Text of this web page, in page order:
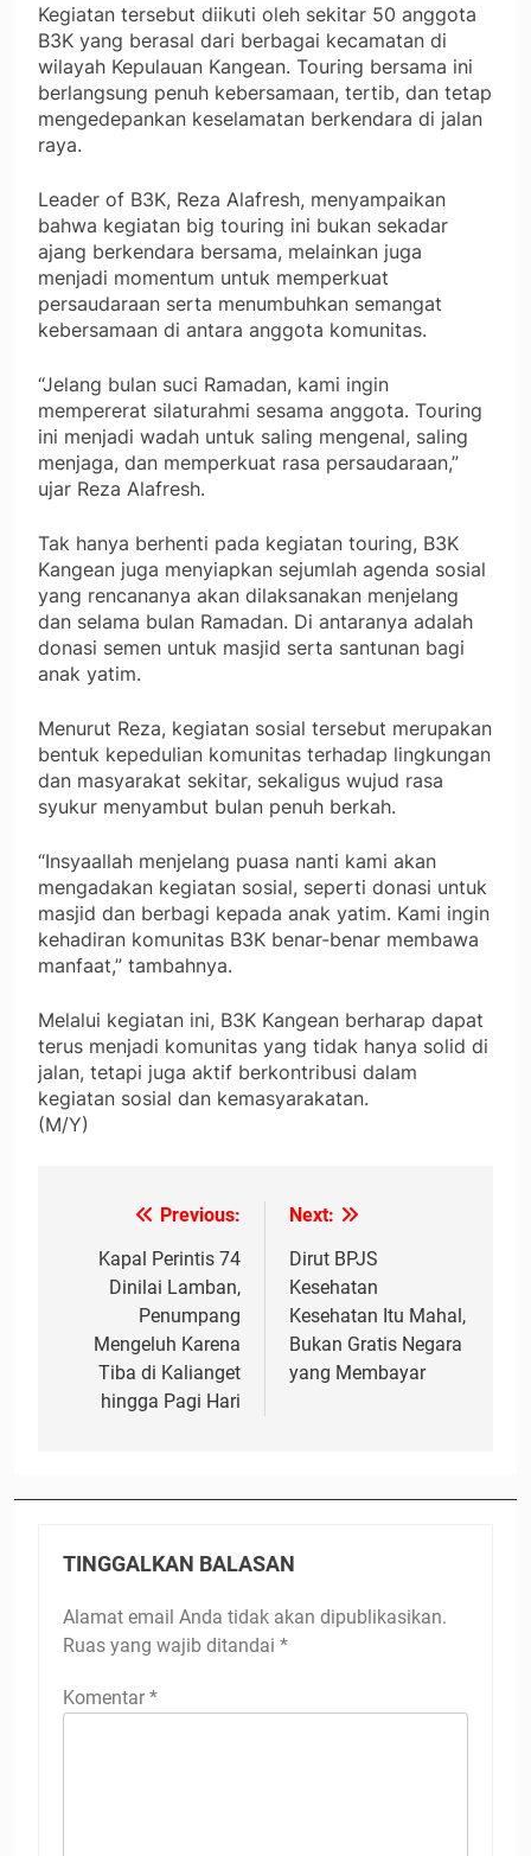
Kegiatan tersebut diikuti oleh sekitar 50 anggota
B3K yang berasal dari berbagai kecamatan di
wilayah Kepulauan Kangean. Touring bersama ini
berlangsung penuh kebersamaan, tertib, dan tetap
mengedepankan keselamatan berkendara di jalan
raya.
Leader of B3K, Reza Alafresh, menyampaikan
bahwa kegiatan big touring ini bukan sekadar
ajang berkendara bersama, melainkan juga
menjadi momentum untuk memperkuat
persaudaraan serta menumbuhkan semangat
kebersamaan di antara anggota komunitas.
“Jelang bulan suci Ramadan, kami ingin
mempererat silaturahmi sesama anggota. Touring
ini menjadi wadah untuk saling mengenal, saling
menjaga, dan memperkuat rasa persaudaraan,”
ujar Reza Alafresh.
Tak hanya berhenti pada kegiatan touring, B3K
Kangean juga menyiapkan sejumlah agenda sosial
yang rencananya akan dilaksanakan menjelang
dan selama bulan Ramadan. Di antaranya adalah
donasi semen untuk masjid serta santunan bagi
anak yatim.
Menurut Reza, kegiatan sosial tersebut merupakan
bentuk kepedulian komunitas terhadap lingkungan
dan masyarakat sekitar, sekaligus wujud rasa
syukur menyambut bulan penuh berkah.
“Insyaallah menjelang puasa nanti kami akan
mengadakan kegiatan sosial, seperti donasi untuk
masjid dan berbagi kepada anak yatim. Kami ingin
kehadiran komunitas B3K benar-benar membawa
manfaat,” tambahnya.
Melalui kegiatan ini, B3K Kangean berharap dapat
terus menjadi komunitas yang tidak hanya solid di
jalan, tetapi juga aktif berkontribusi dalam
kegiatan sosial dan kemasyarakatan.
(M/Y)
Navigasi
pos
Previous:
Kapal Perintis 74
Dinilai Lamban,
Penumpang
Mengeluh Karena
Tiba di Kalianget
hingga Pagi Hari
Next:
Dirut BPJS
Kesehatan
Kesehatan Itu Mahal,
Bukan Gratis Negara
yang Membayar
TINGGALKAN BALASAN
Alamat email Anda tidak akan dipublikasikan.
Ruas yang wajib ditandai *
Komentar *